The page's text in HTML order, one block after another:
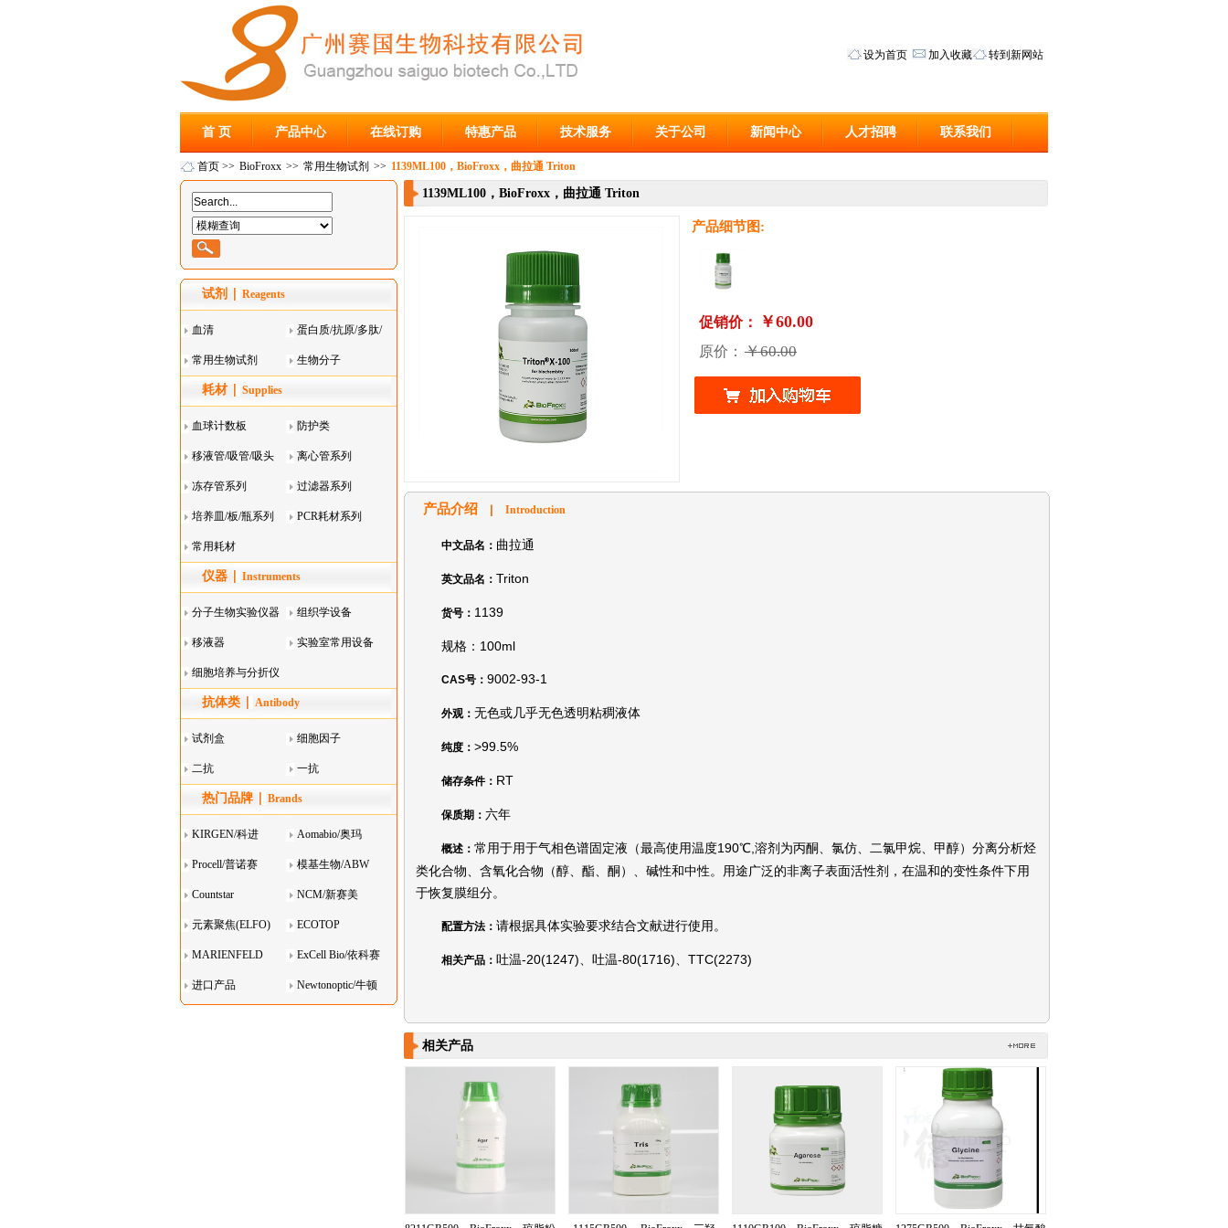
设为首页 加入收藏 转到新网站
首 页 产品中心 在线订购 特惠产品 技术服务 关于公司 新闻中心 人才招聘 联系我们
首页 >> BioFroxx >> 常用生物试剂 >> 1139ML100，BioFroxx，曲拉通 Triton
试剂 Reagents
血清 蛋白质/抗原/多肽/
酶
常用生物试剂 生物分子
耗材 Supplies
血球计数板 防护类
移液管/吸管/吸头
系列
离心管系列
冻存管系列 过滤器系列
培养皿/板/瓶系列 PCR耗材系列
常用耗材
仪器 Instruments
分子生物实验仪器 组织学设备
移液器 实验室常用设备
细胞培养与分折仪
器叠
抗体类 Antibody
试剂盒 细胞因子
二抗 一抗
热门品牌 Brands
KIRGEN/科进 Aomabio/奥玛
Procell/普诺赛 模基生物/ABW
Countstar NCM/新赛美
元素聚焦(ELFO) ECOTOP
MARIENFELD ExCell Bio/依科赛
进口产品 Newtonoptic/牛顿
1139ML100，BioFroxx，曲拉通 Triton
产品细节图:
促销价： ￥60.00
原价： ￥60.00
产品介绍 Introduction
中文品名： 曲拉通
英文品名： Triton
货号： 1139
规格：100ml
CAS号： 9002-93-1
外观： 无色或几乎无色透明粘稠液体
纯度： >99.5%
储存条件： RT
保质期： 六年
概述： 常用于用于气相色谱固定液（最高使用温度190℃,溶剂为丙酮、氯仿、二氯甲烷、甲醇）分离分析烃
类化合物、含氧化合物（醇、酯、酮）、碱性和中性。用途广泛的非离子表面活性剂，在温和的变性条件下用
于恢复膜组分。
配置方法： 请根据具体实验要求结合文献进行使用。
相关产品： 吐温-20(1247)、吐温-80(1716)、TTC(2273)
相关产品